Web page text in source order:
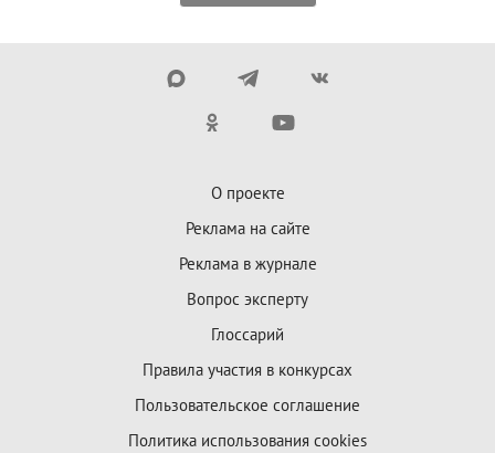
О проекте
Реклама на сайте
Реклама в журнале
Вопрос эксперту
Глоссарий
Правила участия в конкурсах
Пользовательское соглашение
Политика использования cookies